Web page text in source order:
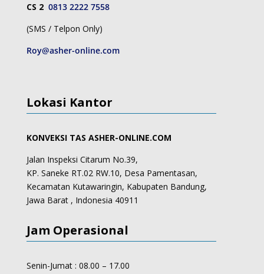
CS 2 0813 2222 7558
(SMS / Telpon Only)
Roy@asher-online.com
Lokasi Kantor
KONVEKSI TAS ASHER-ONLINE.COM
Jalan Inspeksi Citarum No.39,
KP. Saneke RT.02 RW.10, Desa Pamentasan,
Kecamatan Kutawaringin, Kabupaten Bandung,
Jawa Barat , Indonesia 40911
Jam Operasional
Senin-Jumat : 08.00 – 17.00